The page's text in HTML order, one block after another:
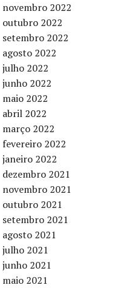
novembro 2022
outubro 2022
setembro 2022
agosto 2022
julho 2022
junho 2022
maio 2022
abril 2022
março 2022
fevereiro 2022
janeiro 2022
dezembro 2021
novembro 2021
outubro 2021
setembro 2021
agosto 2021
julho 2021
junho 2021
maio 2021